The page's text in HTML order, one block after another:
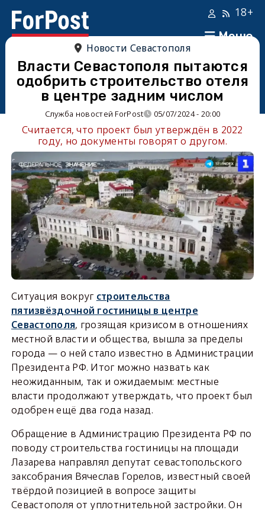
Меню
18+
Новости Севастополя
Власти Севастополя пытаются
одобрить строительство отеля
в центре задним числом
Служба новостей ForPost 05/07/2024 - 20:00
Считается, что проект был утверждён в 2022
году, но документы говорят о другом.
Ситуация вокруг строительства
пятизвёздочной гостиницы в центре
Севастополя, грозящая кризисом в отношениях
местной власти и общества, вышла за пределы
города — о ней стало известно в Администрации
Президента РФ. Итог можно назвать как
неожиданным, так и ожидаемым: местные
власти продолжают утверждать, что проект был
одобрен ещё два года назад.
Обращение в Администрацию Президента РФ по
поводу строительства гостиницы на площади
Лазарева направлял депутат севастопольского
заксобрания Вячеслав Горелов, известный своей
твёрдой позицией в вопросе защиты
Севастополя от уплотнительной застройки. Он